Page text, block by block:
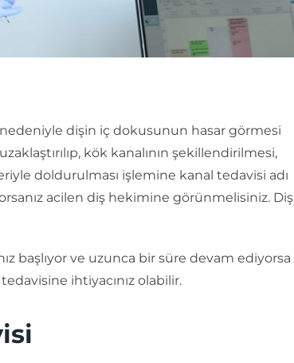
dişin iç dokusunun hasar görmesi
kök kanalının şekillendirilmesi,
doldurulması işlemine kanal tedavisi adı
acilen diş hekimine görünmelisiniz. Diş
başlıyor ve uzunca bir süre devam ediyorsa
ihtiyacınız olabilir.